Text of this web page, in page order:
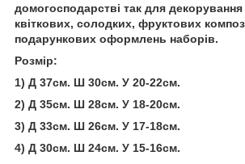
домогосподарстві так для
квіткових, солодких, фруктових
подарункових оформлень наборів.
Розмір:
1) Д 37см. Ш 30см. У 20-22см.
2) Д 35см. Ш 28см. У 18-20см.
3) Д 33см. Ш 26см. У 17-18см.
4) Д 30см. Ш 24см. У 15-16см.